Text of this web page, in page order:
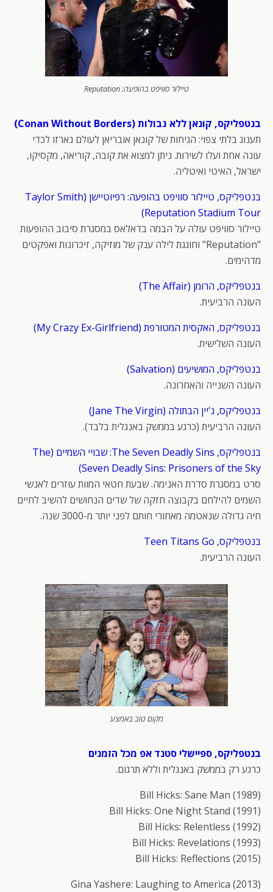
טיילור סוויפט בהופעה: Reputation
בנטפליקס, קונאן ללא גבולות (Conan Without Borders)
תענוג בלתי צפוי: הגיחות של קונאן אובריאן לעולם נארזו לכדי
עונה אחת ועלו לשירות. ניתן למצוא את קובה, קוריאה, מקסיקו,
ישראל, האיטי ואיטליה.
בנטפליקס, טיילור סוויפט בהופעה: רפיוטיישן (Taylor Smith
Reputation Stadium Tour)
טיילור סוויפט עולה על הבמה בדאלאס במסגרת סיבוב ההופעות
"Reputation" וחוגגת לילה ענק של מוזיקה, זיכרונות ואפקטים
מדהימים.
בנטפליקס, הרומן (The Affair)
העונה הרביעית.
בנטפליקס, האקסית המטורפת (My Crazy Ex-Girlfriend)
העונה השלישית.
בנטפליקס, המושיעים (Salvation)
העונה השנייה והאחרונה.
בנטפליקס, ג'יין הבתולה (Jane The Virgin)
העונה הרביעית (כרגע בממשק באנגלית בלבד).
בנטפליקס, The Seven Deadly Sins: שבויי השמיים (The
Seven Deadly Sins: Prisoners of the Sky)
סרט במסגרת סדרת האנימה. שבעת חטאי המוות עוזרים לאנשי
השמים להילחם בקבוצה חזקה של שדים הנחושים להשיב לחיים
חיה גדולה שנאטמה מאחורי חותם לפני יותר מ-3000 שנה.
בנטפליקס, Teen Titans Go
העונה הרביעית.
מקום טוב באמצע
בנטפליקס, ספיישלי סטנד אפ מכל הזמנים
כרגע רק בממשק באנגלית וללא תרגום.
Bill Hicks: Sane Man (1989)
Bill Hicks: One Night Stand (1991)
Bill Hicks: Relentless (1992)
Bill Hicks: Revelations (1993)
Bill Hicks: Reflections (2015)
Gina Yashere: Laughing to America (2013)